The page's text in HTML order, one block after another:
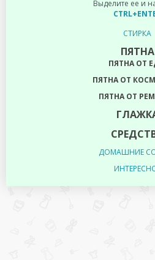
Выделите ее и
СТИРКА
ПЯТНА
ПЯТНА ОТ
ПЯТНА ОТ
ПЯТНА ОТ
ДОМАШНИЕ